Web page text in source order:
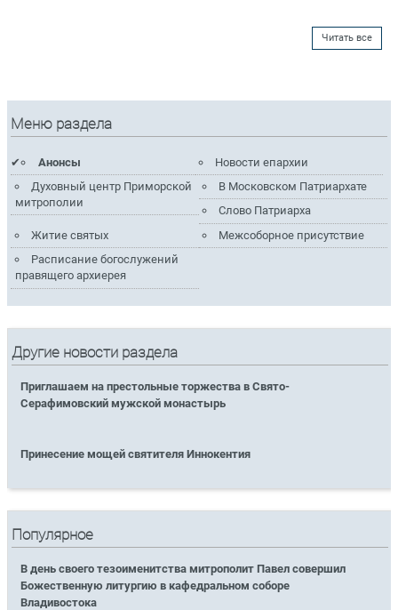
Читать все
Меню раздела
Анонсы
Новости епархии
Духовный центр Приморской
митрополии
В Московском Патриархате
Слово Патриарха
Житие святых
Межсоборное присутствие
Расписание богослужений
правящего архиерея
Другие новости раздела
Приглашаем на престольные торжества в Свято-
Серафимовский мужской монастырь
Принесение мощей святителя Иннокентия
Популярное
В день своего тезоименитства митрополит Павел совершил
Божественную литургию в кафедральном соборе
Владивостока